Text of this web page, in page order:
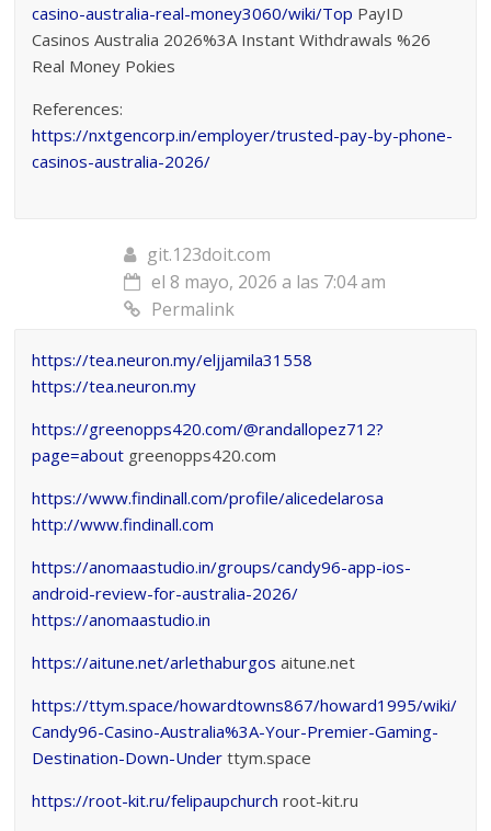
casino-australia-real-money3060/wiki/Top PayID
Casinos Australia 2026%3A Instant Withdrawals %26
Real Money Pokies
References:
https://nxtgencorp.in/employer/trusted-pay-by-phone-
casinos-australia-2026/
git.123doit.com
el 8 mayo, 2026 a las 7:04 am
Permalink
https://tea.neuron.my/eljjamila31558
https://tea.neuron.my
https://greenopps420.com/@randallopez712?
page=about greenopps420.com
https://www.findinall.com/profile/alicedelarosa
http://www.findinall.com
https://anomaastudio.in/groups/candy96-app-ios-
android-review-for-australia-2026/
https://anomaastudio.in
https://aitune.net/arlethaburgos aitune.net
https://ttym.space/howardtowns867/howard1995/wiki/
Candy96-Casino-Australia%3A-Your-Premier-Gaming-
Destination-Down-Under ttym.space
https://root-kit.ru/felipaupchurch root-kit.ru